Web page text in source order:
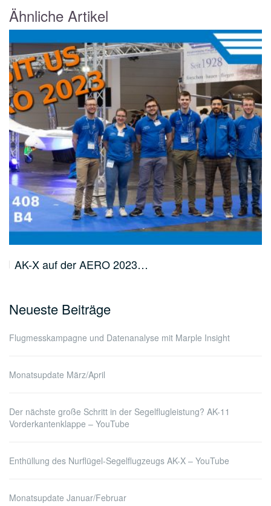
Ähnliche Artikel
AK-X auf der AERO 2023…
Neueste Beiträge
Flugmesskampagne und Datenanalyse mit Marple Insight
Monatsupdate März/April
Der nächste große Schritt in der Segelflugleistung? AK-11
Vorderkantenklappe – YouTube
Enthüllung des Nurflügel-Segelflugzeugs AK-X – YouTube
Monatsupdate Januar/Februar